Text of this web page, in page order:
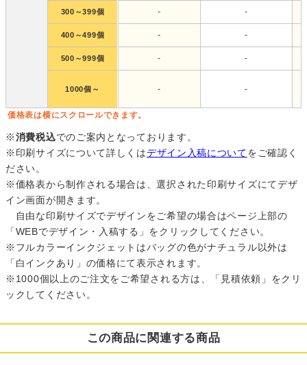
300～399個
400～499個
500～999個
1000個～
- -
- -
- -
- -
価格表は横にスクロールできます。
※消費税込でのご案内となっております。
※印刷サイズについて詳しくはデザイン入稿についてをご確認く
ださい。
※価格表から制作される場合は、選択された印刷サイズにてデザ
イン画面が開きます。
自由な印刷サイズでデザインをご希望の場合はページ上部の
「WEBでデザイン・入稿する」をクリックしてください。
※フルカラーインクジェットはバッグの色がナチュラル以外は
「白インクあり」の価格にて表示されます。
※1000個以上のご注文をご希望される方は、「見積依頼」をクリ
ックしてください。
この商品に関連する商品